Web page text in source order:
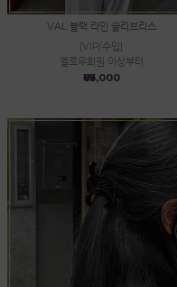
VAL 블랙 라인 슬리브리스
[VIP/수입]
옐로우회원 이상부터
₩85,000